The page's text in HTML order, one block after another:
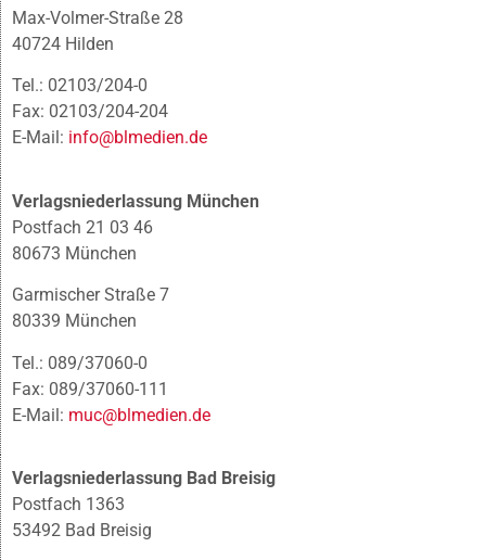
Max-Volmer-Straße 28
40724 Hilden
Tel.: 02103/204-0
Fax: 02103/204-204
E-Mail: info@blmedien.de
Verlagsniederlassung München
Postfach 21 03 46
80673 München
Garmischer Straße 7
80339 München
Tel.: 089/37060-0
Fax: 089/37060-111
E-Mail: muc@blmedien.de
Verlagsniederlassung Bad Breisig
Postfach 1363
53492 Bad Breisig